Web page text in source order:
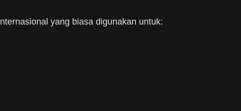
yang biasa digunakan untuk: